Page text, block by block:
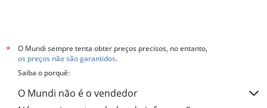
*
O Mundi sempre tenta obter preços precisos, no entanto,
os preços não são garantidos.
Saiba o porquê:
O Mundi não é o vendedor